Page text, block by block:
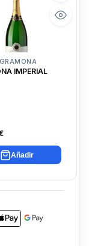
IMPERIAL
Añadir